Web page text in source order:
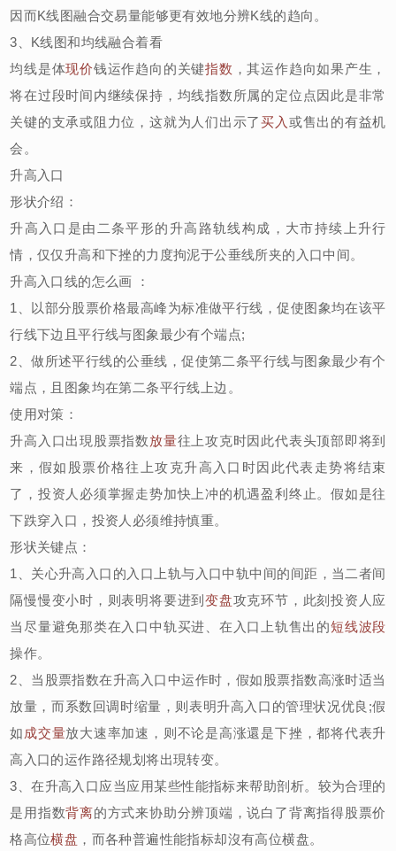
因而K线图融合交易量能够更有效地分辨K线的趋向。
3、K线图和均线融合着看
均线是体现价钱运作趋向的关键指数 ，其运作趋向如果产生，
将在过段时间内继续保持，均线指数所属的定位点因此是非常
关键的支承或阻力位，这就为人们出示了买入或售出的有益机
会。
升高入口
形状介绍：
升高入口是由二条平形的升高路轨线构成，大市持续上升行
情，仅仅升高和下挫的力度拘泥于公垂线所夹的入口中间。
升高入口线的怎么画 ：
1、以部分股票价格最高峰为标准做平行线，促使图象均在该平
行线下边且平行线与图象最少有个端点;
2、做所述平行线的公垂线，促使第二条平行线与图象最少有个
端点，且图象均在第二条平行线上边。
使用对策：
升高入口出現股票指数放量往上攻克时因此代表头顶部即将到
来，假如股票价格往上攻克升高入口时因此代表走势将结束
了，投资人必须掌握走势加快上冲的机遇盈利终止。假如是往
下跌穿入口，投资人必须维持慎重。
形状关键点：
1、关心升高入口的入口上轨与入口中轨中间的间距，当二者间
隔慢慢变小时，则表明将要进到变盘攻克环节，此刻投资人应
当尽量避免那类在入口中轨买进、在入口上轨售出的短线波段
操作。
2、当股票指数在升高入口中运作时，假如股票指数高涨时适当
放量，而系数回调时缩量，则表明升高入口的管理状况优良;假
如成交量放大速率加速，则不论是高涨還是下挫，都将代表升
高入口的运作路径规划将出現转变。
3、在升高入口应当应用某些性能指标来帮助剖析。较为合理的
是用指数背离的方式来协助分辨顶端，说白了背离指得股票价
格高位横盘 ，而各种普遍性能指标却沒有高位横盘。